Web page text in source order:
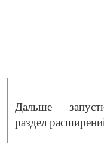
Дальше —
раздел